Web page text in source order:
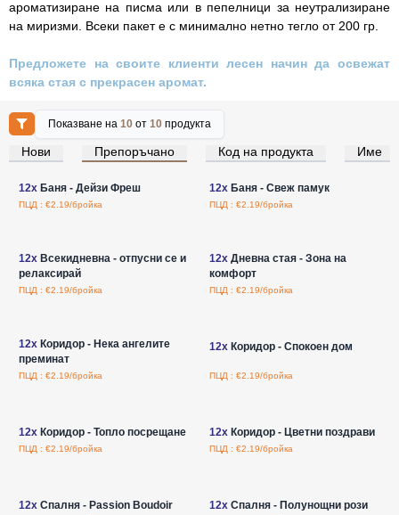
ароматизиране на писма или в пепелници за неутрализиране
на миризми. Всеки пакет е с минимално нетно тегло от 200 гр.
Предложете на своите клиенти лесен начин да освежат
всяка стая с прекрасен аромат.
Показване на10 от10 продукта
Нови Препоръчано Код на продукта Име
Влезте за цени на едро
12xБаня - Дейзи Фреш
ПЦД : €2.19/бройка
Влезте за цени на едро
12xБаня - Свеж памук
ПЦД : €2.19/бройка
12xВсекидневна - отпусни се и
релаксирай
ПЦД : €2.19/бройка
12xДневна стая - Зона на
комфорт
ПЦД : €2.19/бройка
12xКоридор - Нека ангелите
преминат
ПЦД : €2.19/бройка
12xКоридор - Спокоен дом
ПЦД : €2.19/бройка
12xКоридор - Топло посрещане
ПЦД : €2.19/бройка
12xКоридор - Цветни поздрави
ПЦД : €2.19/бройка
12xСпалня - Passion Boudoir 12xСпалня - Полунощни рози